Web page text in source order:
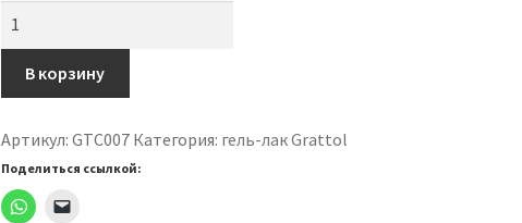
Grattol
Color
Polish
Blue
Violet
В корзину
Артикул: GTC007 Категория: гель-лак Grattol
Поделиться ссылкой: